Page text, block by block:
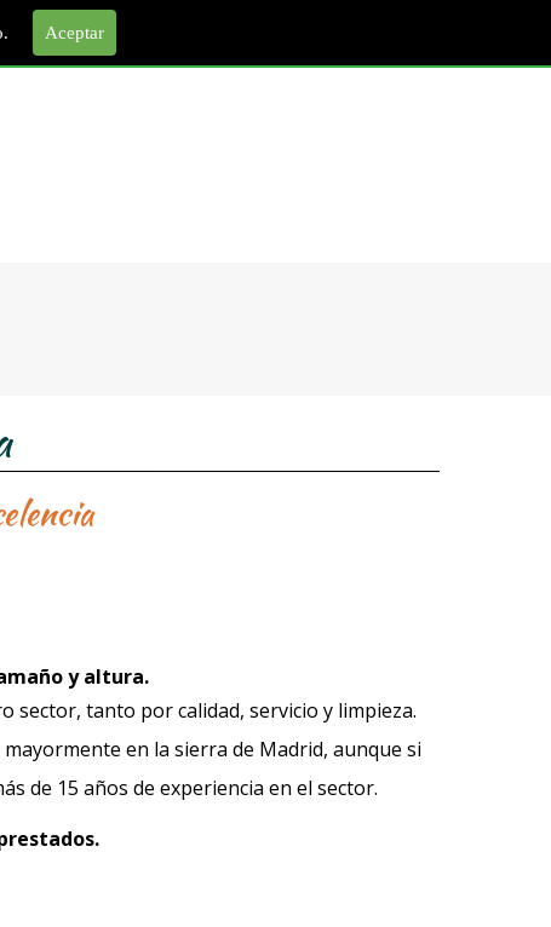
AceptarTrabajos
y altura.
sector, tanto por calidad, servicio y limpieza.
en la sierra de Madrid, aunque si
de 15 años de experiencia en el sector.